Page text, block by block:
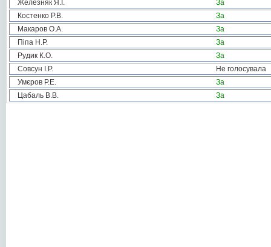
Железняк Я.І.
За
Костенко Р.В.
За
Макаров О.А.
За
Піпа Н.Р.
За
Рудик К.О.
За
Совсун І.Р.
Не голосувала
Умєров Р.Е.
За
Цабаль В.В.
За